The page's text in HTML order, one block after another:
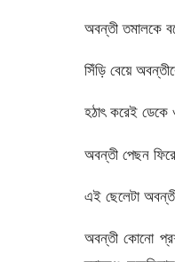
অবন্তী তমালকে
সিঁড়ি বেয়ে
হঠাৎ করেই
অবন্তী পেছন
এই ছেলেটা
অবন্তী কোনো